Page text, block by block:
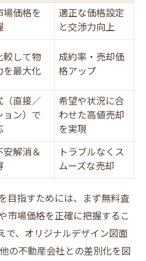
価格を
適正な価格設定
と交渉力向上
較して物
を最大化
成約率・売却価
格アップ
（直接／
ョン）で
希望や状況に合
わせた高値売却
を実現
解消＆
トラブルなくス
ムーズな売却
目指すためには、まず無料査
市場価格を正確に把握するこ
で、オリジナルデザイン図面
の不動産会社との差別化を図